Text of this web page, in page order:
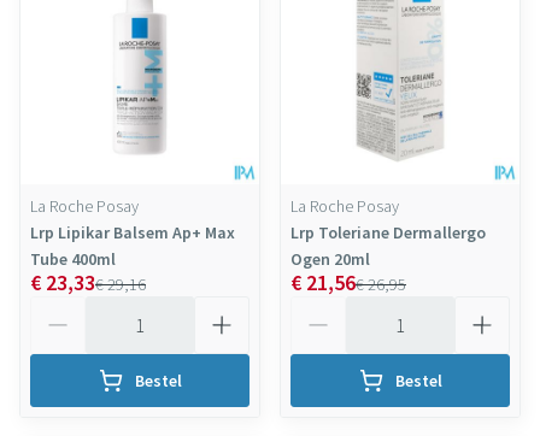
La Roche Posay
Lrp Lipikar Balsem Ap+ Max
Tube 400ml
€ 29,16
€ 23,33
Bestel
La Roche Posay
Lrp Toleriane Dermallergo
Ogen 20ml
€ 26,95
€ 21,56
Bestel